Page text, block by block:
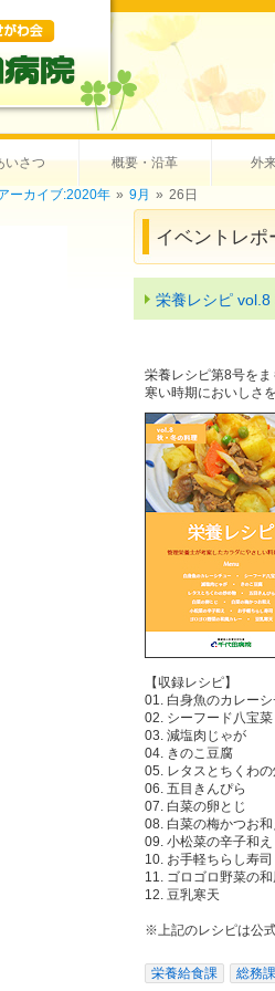
いさつ 概要・沿革 外
ーカイブ:2020年 » 9月 » 26日
イベントレポ
栄養レシピ vol.8
栄養レシピ第8号をま
寒い時期においしさ
【収録レシピ】
01. 白身魚のカレーシ
02. シーフード八宝菜
03. 減塩肉じゃが
04. きのこ豆腐
05. レタスとちくわの
06. 五目きんぴら
07. 白菜の卵とじ
08. 白菜の梅かつお和
09. 小松菜の辛子和え
10. お手軽ちらし寿司
11. ゴロゴロ野菜の
12. 豆乳寒天
※上記のレシピは公
栄養給食課 総務課